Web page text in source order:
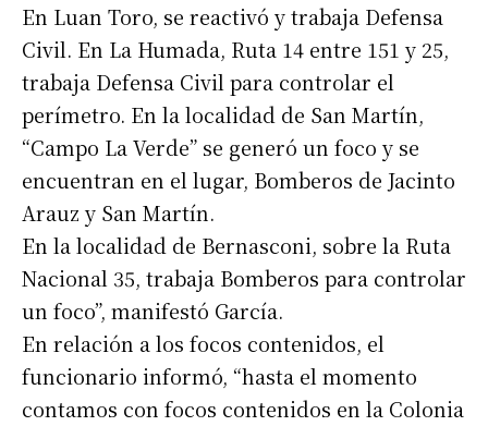
En Luan Toro, se reactivó y trabaja Defensa
Civil. En La Humada, Ruta 14 entre 151 y 25,
trabaja Defensa Civil para controlar el
perímetro. En la localidad de San Martín,
“Campo La Verde” se generó un foco y se
encuentran en el lugar, Bomberos de Jacinto
Arauz y San Martín.
En la localidad de Bernasconi, sobre la Ruta
Nacional 35, trabaja Bomberos para controlar
un foco”, manifestó García.
En relación a los focos contenidos, el
funcionario informó, “hasta el momento
contamos con focos contenidos en la Colonia